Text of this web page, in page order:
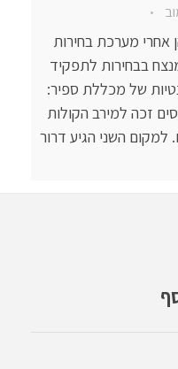
אחרי מערכת בחירות
בבחירות לתפקיד
של מכללת ספיר:
מפלסים זכה למירב הקולות
סטודנטים. למקום השני הגיע דרור